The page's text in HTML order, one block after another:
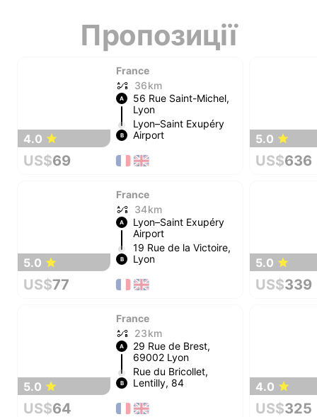
Пропозиції
4.0
France
36 km
A
56 Rue Saint-Michel,
Lyon
B
Lyon–Saint Exupéry
Airport
US$69
5.0
France
34 km
A
Lyon–Saint Exupéry
Airport
B
19 Rue de la Victoire,
Lyon
US$77
5.0
France
23 km
A
29 Rue de Brest,
69002 Lyon
B
Rue du Bricollet,
Lentilly, 84
US$64
5.0
US$636
5.0
US$339
4.0
US$325